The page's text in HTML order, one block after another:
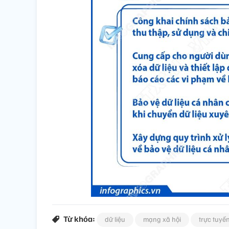
Từ khóa: dữ liệu mạng xã hội trực